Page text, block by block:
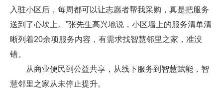
入驻小区后，每周都可以让志愿者帮我采购，真是把服务
送到了心坎上。”张先生高兴地说，小区墙上的服务清单清
晰列着20余项服务内容，有需求找智慧邻里之家，准没
错。
从商业便民到公益共享，从线下服务到智慧赋能，智
慧邻里之家从未停止提升。